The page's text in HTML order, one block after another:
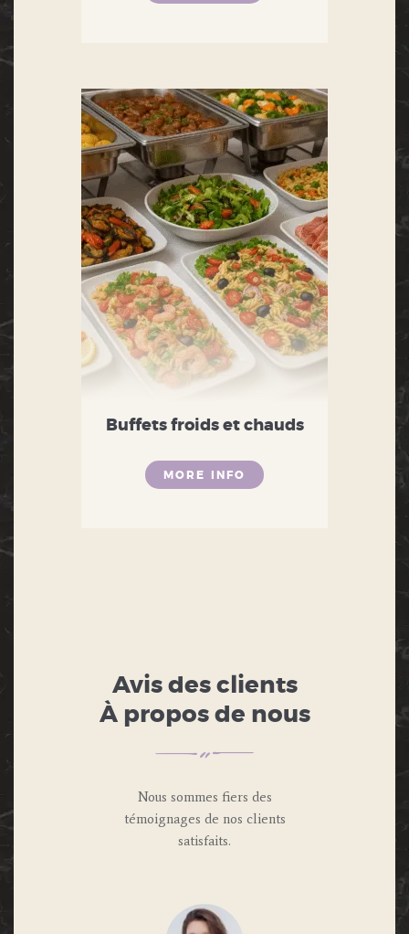
Buffets froids et chauds
MORE INFO
Avis des clients
À propos de nous
Nous sommes fiers des
témoignages de nos clients
satisfaits.